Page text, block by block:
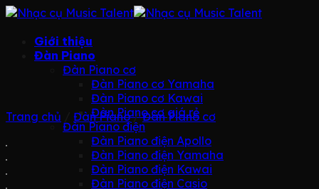
Bỏ
Giới thiệu
Đàn Piano
Đàn Piano cơ
Đàn Piano cơ Yamaha
Đàn Piano cơ Kawai
Đàn Piano cơ giá rẻ
Đàn Piano điện
Đàn Piano điện Apollo
Đàn Piano điện Yamaha
Đàn Piano điện Kawai
Đàn Piano điện Casio
Trang chủ Đàn Piano / Đàn Piano cơ